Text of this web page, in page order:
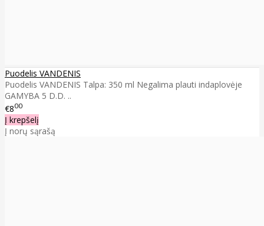
Puodelis VANDENIS
Puodelis VANDENIS Talpa: 350 ml Negalima plauti indaplovėje
GAMYBA 5 D.D. ..
€800
Į krepšelį
Į norų sąrašą